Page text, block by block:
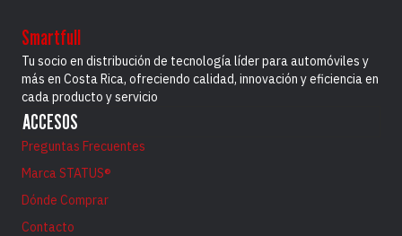
Smartfull
Tu socio en distribución de tecnología líder para automóviles y
más en Costa Rica, ofreciendo calidad, innovación y eficiencia en
cada producto y servicio
ACCESOS
Preguntas Frecuentes
Marca STATUS®
Dónde Comprar
Contacto